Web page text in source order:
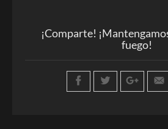
¡Comparte!
fuego!